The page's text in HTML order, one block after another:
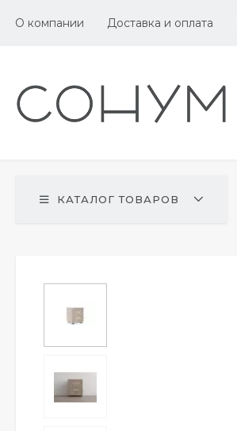
О компании Доставка и оплата
КАТАЛОГ ТОВАРОВ